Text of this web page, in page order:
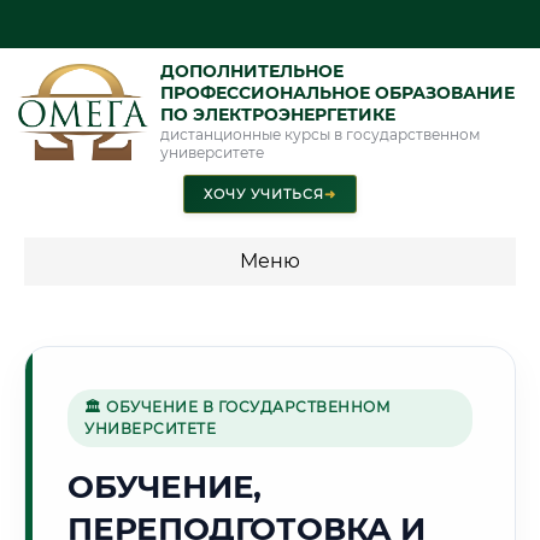
ДОПОЛНИТЕЛЬНОЕ
ПРОФЕССИОНАЛЬНОЕ ОБРАЗОВАНИЕ
ПО ЭЛЕКТРОЭНЕРГЕТИКЕ
дистанционные курсы в государственном
университете
ХОЧУ УЧИТЬСЯ➜
Меню
🌿
Г. ПИНСК
🏛 ОБУЧЕНИЕ В ГОСУДАРСТВЕННОМ
УНИВЕРСИТЕТЕ
ОБУЧЕНИЕ,
ПЕРЕПОДГОТОВКА И